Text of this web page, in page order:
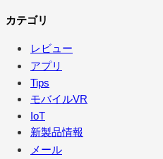
カテゴリ
レビュー
アプリ
Tips
モバイルVR
IoT
新製品情報
メール